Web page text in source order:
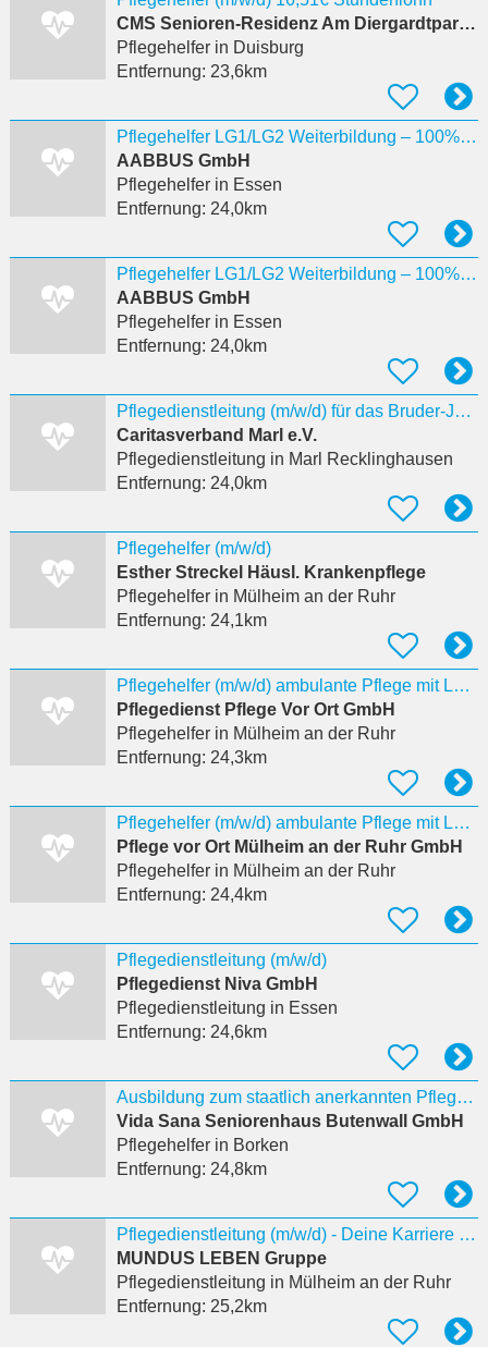
CMS Senioren-Residenz Am Diergardtpark Alloheim
Pflegehelferin Duisburg
Entfernung: 23,6km
Pflegehelfer LG1/LG2 Weiterbildung – 100% förderfähig Huttrop
AABBUS GmbH
Pflegehelferin Essen
Entfernung: 24,0km
Pflegehelfer LG1/LG2 Weiterbildung – 100% förderfähig Altenessen
AABBUS GmbH
Pflegehelferin Essen
Entfernung: 24,0km
Pflegedienstleitung (m/w/d) für das Bruder-Jordan-Haus
Caritasverband Marl e.V.
Pflegedienstleitung in Marl Recklinghausen
Entfernung: 24,0km
Pflegehelfer (m/w/d)
Esther Streckel Häusl. Krankenpflege
Pflegehelferin Mülheim an der Ruhr
Entfernung: 24,1km
Pflegehelfer (m/w/d) ambulante Pflege mit LG 1 und LG 2
Pflegedienst Pflege Vor Ort GmbH
Pflegehelferin Mülheim an der Ruhr
Entfernung: 24,3km
Pflegehelfer (m/w/d) ambulante Pflege mit LG 1 und LG 2
Pflege vor Ort Mülheim an der Ruhr GmbH
Pflegehelferin Mülheim an der Ruhr
Entfernung: 24,4km
Pflegedienstleitung (m/w/d)
Pflegedienst Niva GmbH
Pflegedienstleitung in Essen
Entfernung: 24,6km
Ausbildung zum staatlich anerkannten Pflegeassistenten (m/w/d)
Vida Sana Seniorenhaus Butenwall GmbH
Pflegehelferin Borken
Entfernung: 24,8km
Pflegedienstleitung (m/w/d) - Deine Karriere startet jetzt!
MUNDUS LEBEN Gruppe
Pflegedienstleitung in Mülheim an der Ruhr
Entfernung: 25,2km